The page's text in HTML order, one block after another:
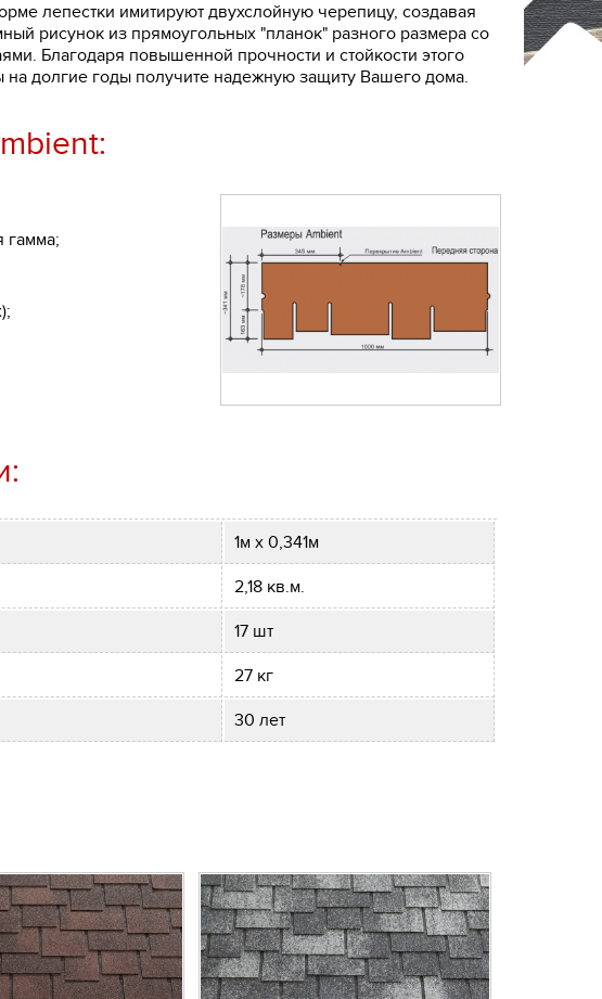
лепестки имитируют двухслойную черепицу, создавая
рисунок из прямоугольных "планок" разного размера со
Благодаря повышенной прочности и стойкости этого
долгие годы получите надежную защиту Вашего дома.
гамма;
1м х 0,341м
2,18 кв.м.
17 шт
27 кг
30 лет